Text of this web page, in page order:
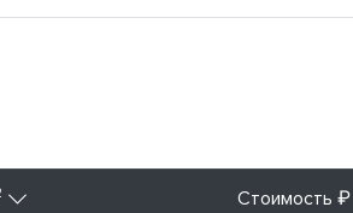
Стоимость ₽